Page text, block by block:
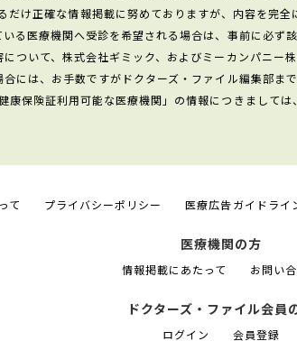
だけ正確な情報掲載に努めておりますが、内容を完全
る医療機関へ受診を希望される場合は、事前に必ず
ついて、株式会社ギミック、およびミーカンパニー
には、お手数ですがドクターズ・ファイル編集部ま
康保険証利用可能な医療機関」の情報につきまして
て プライバシーポリシー 医療広告ガイドライ
医療機関の方
情報掲載にあたって お問い
ドクターズ・ファイル会員
ログイン 会員登録